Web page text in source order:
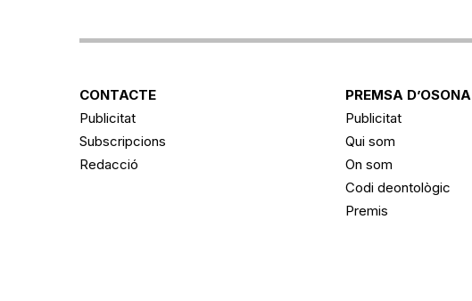
CONTACTE
Publicitat
Subscripcions
Redacció
PREMSA D’OSONA
Publicitat
Qui som
On som
Codi deontològic
Premis